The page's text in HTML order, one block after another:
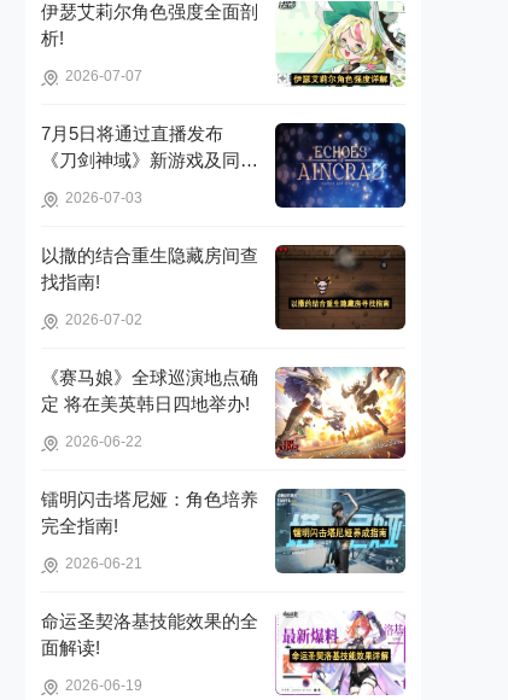
伊瑟艾莉尔角色强度全面剖
析!
2026-07-07
7月5日将通过直播发布
《刀剑神域》新游戏及同步
时长为110分钟!
2026-07-03
以撒的结合重生隐藏房间查
找指南!
2026-07-02
《赛马娘》全球巡演地点确
定 将在美英韩日四地举办!
2026-06-22
镭明闪击塔尼娅：角色培养
完全指南!
2026-06-21
命运圣契洛基技能效果的全
面解读!
2026-06-19